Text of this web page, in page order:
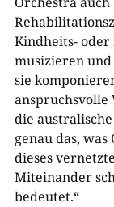
Kindheits- oder
musizieren
sie
anspruchsvolle
die
genau das,
dieses
Miteinander
bedeutet.“